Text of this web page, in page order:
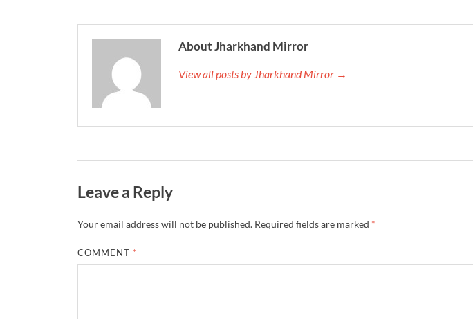
About Jharkhand Mirror
View all posts by Jharkhand Mirror →
Leave a Reply
Your email address will not be published. Required fields are marked *
COMMENT *